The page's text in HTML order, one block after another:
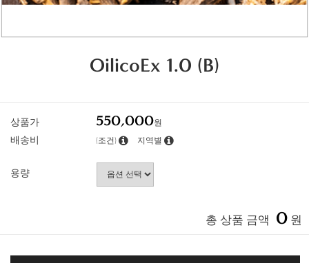
OilicoEx 1.0 (B)
상품가 550,000원
배송비 (조건) 지역별
용량
총 상품 금액 0 원